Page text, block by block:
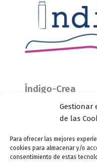
Gestionar
de las
Para ofrecer las mejores
cookies para almacenar y/o
consentimiento de estas
Índigo-Crea
Correo electrónico